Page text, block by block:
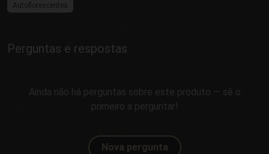
Autoflorescentes
Perguntas e respostas
Ainda não há perguntas sobre este produto — sê o
primeiro a perguntar!
Nova pergunta